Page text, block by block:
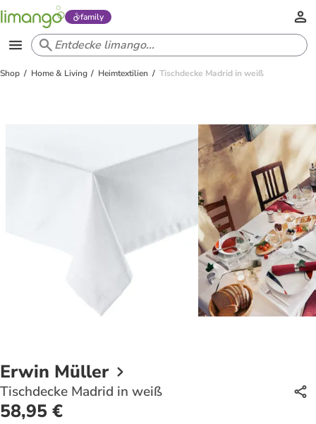
family
Shop Home & Living Heimtextilien Tischdecke Madrid in weiß
Erwin Müller
Tischdecke Madrid in weiß
58,95 €